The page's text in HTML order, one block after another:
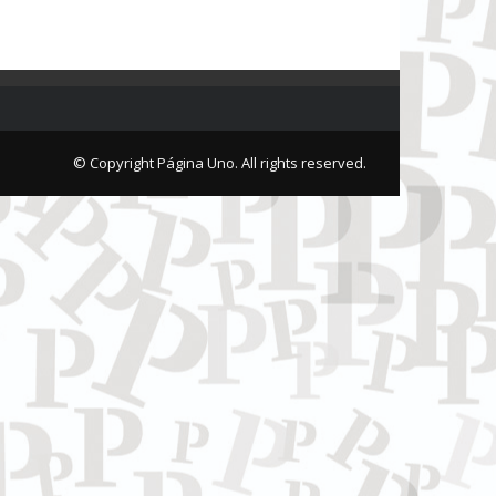
© Copyright Página Uno. All rights reserved.